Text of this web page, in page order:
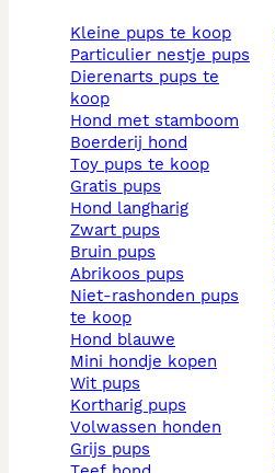
kleine pups te koop
particulier nestje pups
dierenarts pups te
koop
hond met stamboom
boerderij hond
toy pups te koop
gratis pups
hond langharig
zwart pups
bruin pups
abrikoos pups
niet-rashonden pups
te koop
hond blauwe
mini hondje kopen
wit pups
kortharig pups
volwassen honden
grijs pups